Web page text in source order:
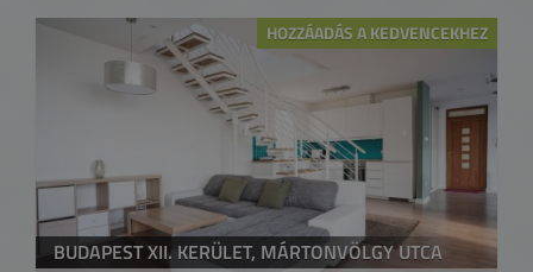
HOZZÁADÁS A KEDVENCEKHEZ
BUDAPEST XII. KERÜLET, MÁRTONVÖLGY UTCA